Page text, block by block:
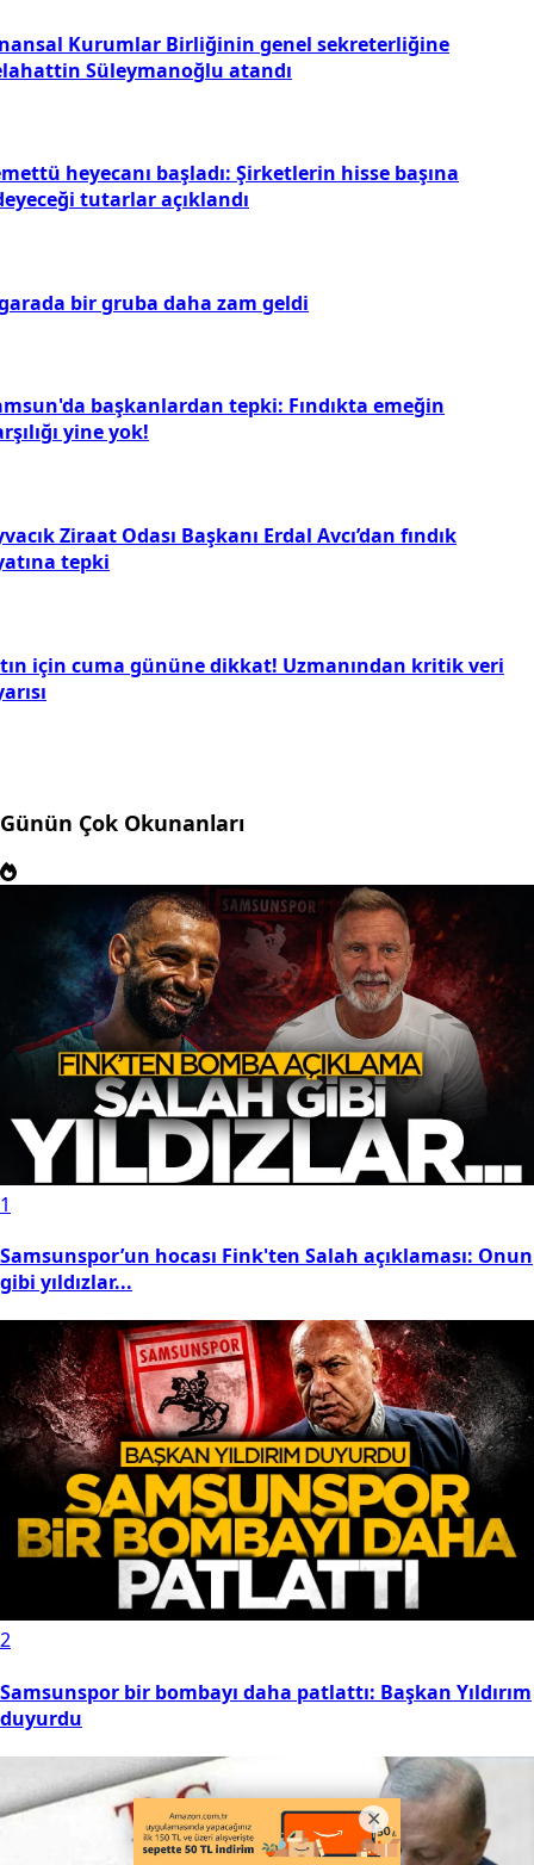
Kurumlar Birliğinin genel sekreterliğine
Süleymanoğlu atandı
heyecanı başladı: Şirketlerin hisse başına
tutarlar açıklandı
bir gruba daha zam geldi
başkanlardan tepki: Fındıkta emeğin
yine yok!
Ziraat Odası Başkanı Erdal Avcı’dan fındık
tepki
için cuma gününe dikkat! Uzmanından kritik veri
Günün Çok Okunanları
1
Samsunspor’un hocası Fink'ten Salah açıklaması: Onun
gibi yıldızlar...
2
Samsunspor bir bombayı daha patlattı: Başkan Yıldırım
duyurdu